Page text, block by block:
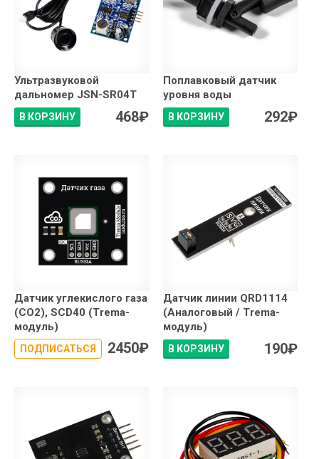
Ультразвуковой
дальномер JSN-SR04T
В КОРЗИНУ 468₽
Поплавковый датчик
уровня воды
В КОРЗИНУ 292₽
Датчик углекислого газа
(CO2), SCD40 (Trema-
модуль)
ПОДПИСАТЬСЯ 2450₽
Датчик линии QRD1114
(Аналоговый / Trema-
модуль)
В КОРЗИНУ 190₽